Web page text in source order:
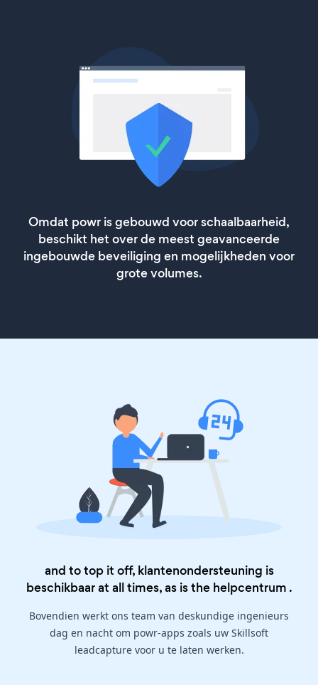
Omdat powr is gebouwd voor schaalbaarheid,
beschikt het over de meest geavanceerde
ingebouwde beveiliging en mogelijkheden voor
grote volumes.
and to top it off, klantenondersteuning is
beschikbaar at all times, as is the helpcentrum .
Bovendien werkt ons team van deskundige ingenieurs
dag en nacht om powr-apps zoals uw Skillsoft
leadcapture voor u te laten werken.